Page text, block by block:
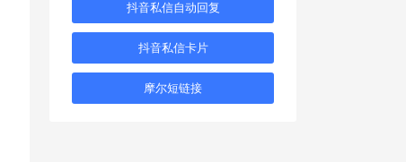
抖音私信自动回复
抖音私信卡片
摩尔短链接